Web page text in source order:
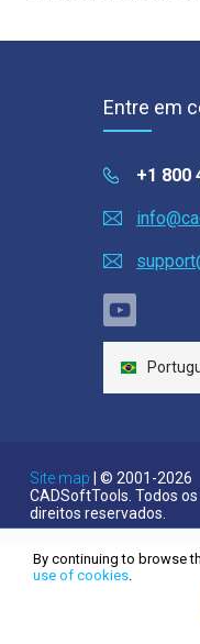
By continuing to browse
use of cookies.
Buy
Examples
Video
Avaliações de
Help
Entre em
+1 800
Français
日本語
Site map | © 2001-2026
CADSoftTools. Todos os
direitos reservados.